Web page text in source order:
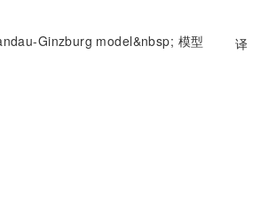
Ginzburg model&nbsp; 模型 译